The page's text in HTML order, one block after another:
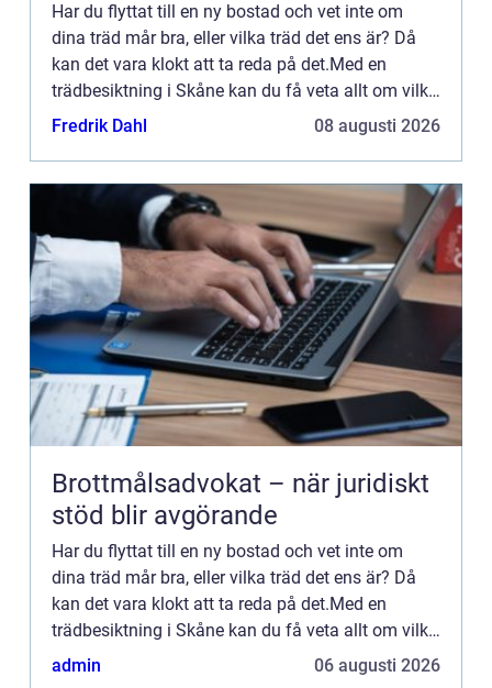
Har du flyttat till en ny bostad och vet inte om
dina träd mår bra, eller vilka träd det ens är? Då
kan det vara klokt att ta reda på det.Med en
trädbesiktning i Skåne kan du få veta allt om vilka
tr&...
Fredrik Dahl 08 augusti 2026
Brottmålsadvokat – när juridiskt
stöd blir avgörande
Har du flyttat till en ny bostad och vet inte om
dina träd mår bra, eller vilka träd det ens är? Då
kan det vara klokt att ta reda på det.Med en
trädbesiktning i Skåne kan du få veta allt om vilka
tr&...
admin 06 augusti 2026